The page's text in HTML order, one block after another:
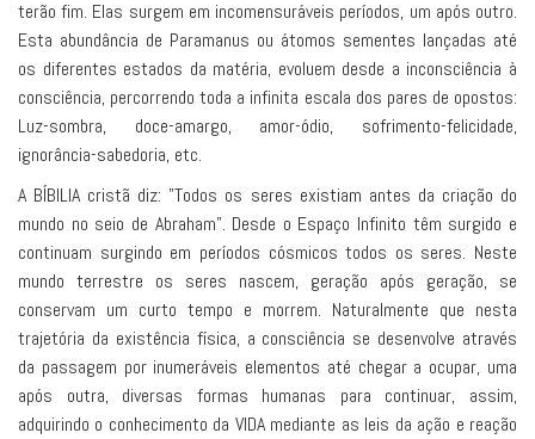
terão fim. Elas surgem em incomensuráveis períodos, um após outro.
Esta abundância de Paramanus ou átomos sementes lançadas até
os diferentes estados da matéria, evoluem desde a inconsciência à
consciência, percorrendo toda a infinita escala dos pares de opostos:
Luz-sombra, doce-amargo, amor-ódio, sofrimento-felicidade,
ignorância-sabedoria, etc.
A BÍBILIA cristã diz: "Todos os seres existiam antes da criação do
mundo no seio de Abraham". Desde o Espaço Infinito têm surgido e
continuam surgindo em períodos cósmicos todos os seres. Neste
mundo terrestre os seres nascem, geração após geração, se
conservam um curto tempo e morrem. Naturalmente que nesta
trajetória da existência física, a consciência se desenvolve através
da passagem por inumeráveis elementos até chegar a ocupar, uma
após outra, diversas formas humanas para continuar, assim,
adquirindo o conhecimento da VIDA mediante as leis da ação e reação